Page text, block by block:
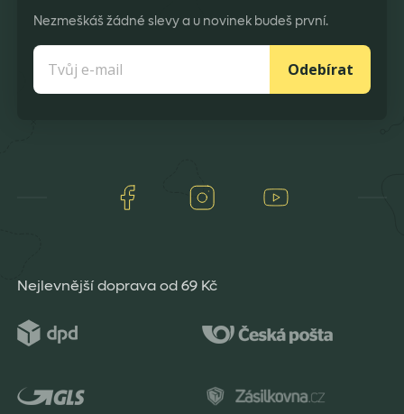
Nezmeškáš žádné slevy a u novinek budeš první.
Odebírat
Facebook Instagram
Nejlevnější doprava od 69 Kč